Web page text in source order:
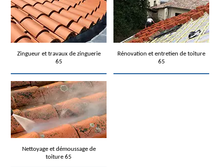
Zingueur et travaux de zinguerie
65
Rénovation et entretien de toiture
65
Nettoyage et démoussage de
toiture 65